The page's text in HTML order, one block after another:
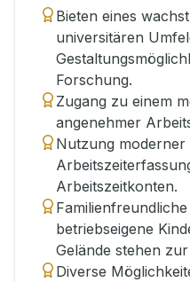
Bieten eines
universitären
Forschung.
Zugang zu einem
angenehmer
Nutzung moderner
Arbeitszeitkonten.
betriebseigene
Gelände stehen
Diverse